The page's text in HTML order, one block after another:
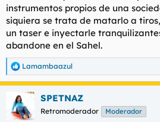
instrumentos propios de una
siquiera se trata de matarlo a
un taser e inyectarle
abandone en el Sahel.
R
e
a
c
i
Lamambaazul
SPETNAZ
Retromoderador Moderador